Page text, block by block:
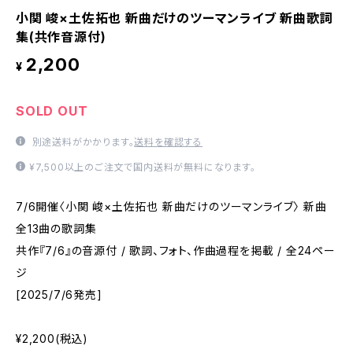
小関 峻×土佐拓也 新曲だけのツーマンライブ 新曲歌詞
集(共作音源付)
¥ 2,200
SOLD OUT
別途送料がかかります。送料を確認する
¥7,500以上のご注文で国内送料が無料になります。
7/6開催〈小関 峻×土佐拓也 新曲だけのツーマンライブ〉 新曲
全13曲の歌詞集
共作『7/6』の音源付 / 歌詞、フォト、作曲過程を掲載 / 全24ペー
ジ
[2025/7/6発売]
¥2,200(税込)